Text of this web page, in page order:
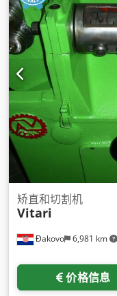
Đakovo 6,981 km
矫直和切割机
Vitari
价格信息